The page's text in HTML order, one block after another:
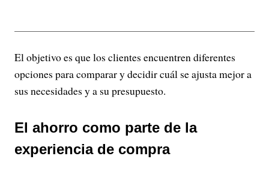
El objetivo es que los clientes encuentren diferentes
opciones para comparar y decidir cuál se ajusta mejor a
sus necesidades y a su presupuesto.
El ahorro como parte de la
experiencia de compra